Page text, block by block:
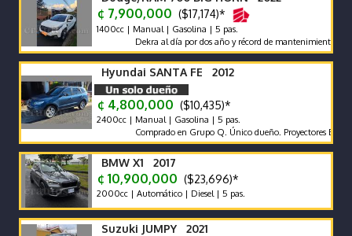
¢ 7,900,000 ($17,174)*
1400cc | Manual | Gasolina | 5 pas.
Dekra al día por dos año y récord de mantenimientos de
Hyundai SANTA FE 2012
¢ 4,800,000 ($10,435)*
2400cc | Manual | Gasolina | 5 pas.
Comprado en Grupo Q. Único dueño. Proyectores Biled.
BMW X1 2017
¢ 10,900,000 ($23,696)*
2000cc | Automático | Diesel | 5 pas.
Suzuki JUMPY 2021